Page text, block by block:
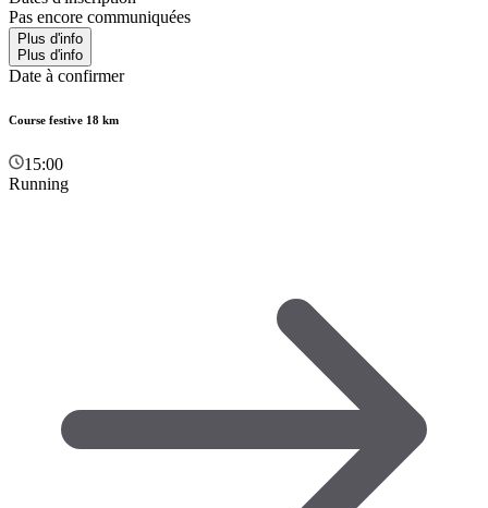
Pas encore communiquées
Plus d'info
Plus d'info
Date à confirmer
Course festive 18 km
15:00
Running